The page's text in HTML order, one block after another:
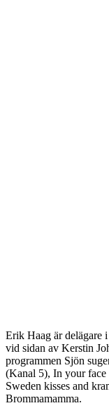
Erik Haag är delägare
vid sidan av Kerstin
programmen Sjön
(Kanal 5), In your
Sweden kisses and
Brommamamma.